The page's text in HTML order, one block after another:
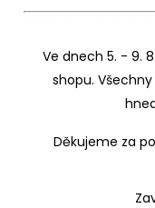
Související
Ve dnech 5. - 9.
shopu.
Děkujeme za